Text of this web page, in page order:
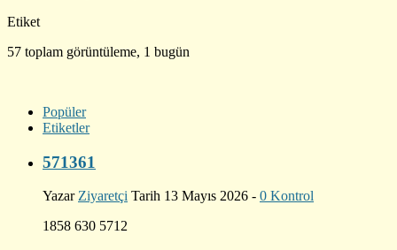
Etiket
57 toplam görüntüleme, 1 bugün
Popüler
Etiketler
571361
Yazar Ziyaretçi Tarih 13 Mayıs 2026 - 0 Kontrol
1858 630 5712